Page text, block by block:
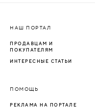
НАШ ПОРТАЛ
ПРОДАВЦАМ И
ПОКУПАТЕЛЯМ
ИНТЕРЕСНЫЕ СТАТЬИ
ПОМОЩЬ
РЕКЛАМА НА ПОРТАЛЕ